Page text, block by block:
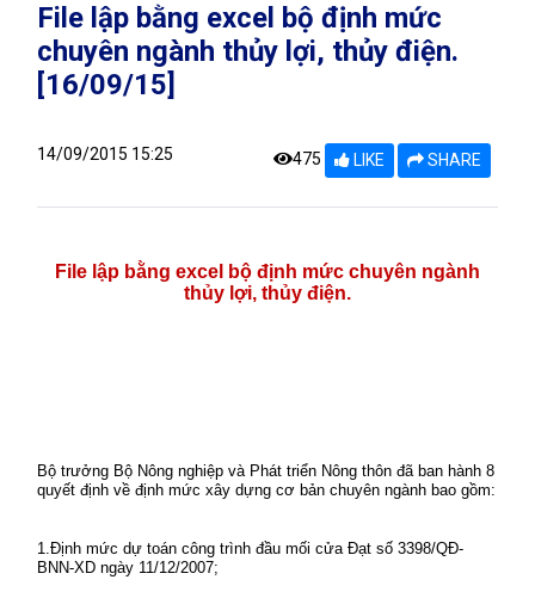
File lập bằng excel bộ định mức
chuyên ngành thủy lợi, thủy điện.
[16/09/15]
14/09/2015 15:25 475 LIKE SHARE
File lập bằng excel bộ định mức chuyên ngành
thủy lợi, thủy điện.
Bộ trưởng Bộ Nông nghiệp và Phát triển Nông thôn đã ban hành 8
quyết định về định mức xây dựng cơ bản chuyên ngành bao gồm:
1.Định mức dự toán công trình đầu mối cửa Đạt số 3398/QĐ-
BNN-XD ngày 11/12/2007;